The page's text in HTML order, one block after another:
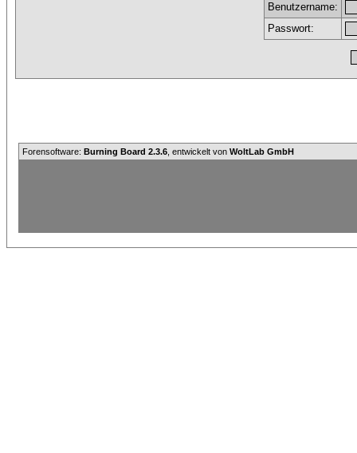
Benutzername:
Passwort:
Forensoftware: Burning Board 2.3.6 , entwickelt von WoltLab GmbH